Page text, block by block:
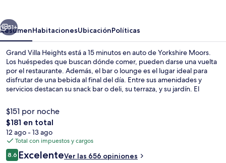
Siguiente
51+
ResumenHabitacionesUbicaciónPolíticas
Grand Villa Heights está a 15 minutos en auto de Yorkshire Moors.
Los huéspedes que buscan dónde comer, pueden darse una vuelta
por el restaurante. Además, el bar o lounge es el lugar ideal para
disfrutar de una bebida al final del día. Entre sus amenidades y
servicios destacan su snack bar o deli, su terraza, y su jardín. El
calificados por otros visitantes.
$151 por noche
El
precio
total
es
de
$181 en total
12 ago - 13 ago
Total con impuestos y cargos
Opiniones
8.68.6 de 10,
ExcelenteVer las 656 opiniones